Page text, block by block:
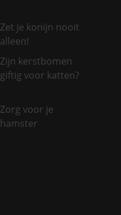
Zet je konijn nooit
alleen!
Zijn kerstbomen
giftig voor katten?
Zorg voor je
hamster